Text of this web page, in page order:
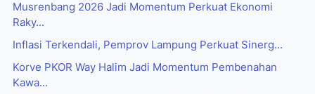
Musrenbang 2026 Jadi Momentum Perkuat Ekonomi
Raky...
Inflasi Terkendali, Pemprov Lampung Perkuat Sinerg...
Korve PKOR Way Halim Jadi Momentum Pembenahan
Kawa...